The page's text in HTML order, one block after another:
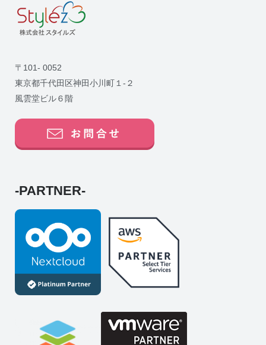
〒101- 0052
東京都千代田区神田小川町１-２
風雲堂ビル６階
-PARTNER-